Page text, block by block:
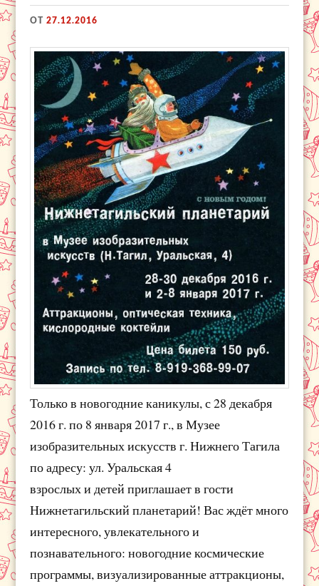
ОТ27.12.2016
Только в новогодние каникулы, с 28 декабря
2016 г. по 8 января 2017 г., в Музее
изобразительных искусств г. Нижнего Тагила
по адресу: ул. Уральская 4
взрослых и детей приглашает в гости
Нижнетагильский планетарий! Вас ждёт много
интересного, увлекательного и
познавательного: новогодние космические
программы, визуализированные аттракционы,